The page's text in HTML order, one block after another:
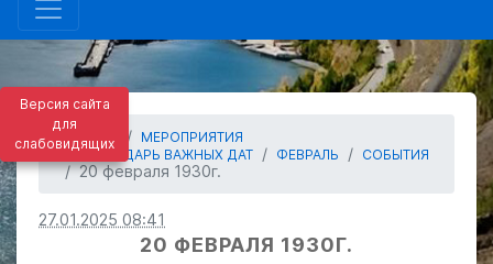
Версия сайта
для
слабовидящих
МЕРОПРИЯТИЯ
КАЛЕНДАРЬ ВАЖНЫХ ДАТ
ФЕВРАЛЬ СОБЫТИЯ
20 февраля 1930г.
27.01.2025 08:41
20 ФЕВРАЛЯ 1930Г.